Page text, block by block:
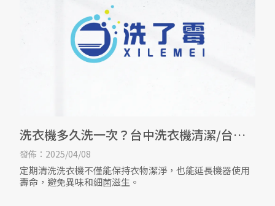
洗衣機多久洗一次？台中洗衣機清潔/台中
洗衣機保養
發佈：2025/04/08
定期清洗洗衣機不僅能保持衣物潔淨，也能延長機器使用
壽命，避免異味和細菌滋生。